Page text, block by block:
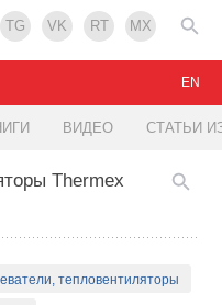
TG VK RT MX
ВИДЕО СТАТЬИ
EN
Thermex
тепловентиляторы